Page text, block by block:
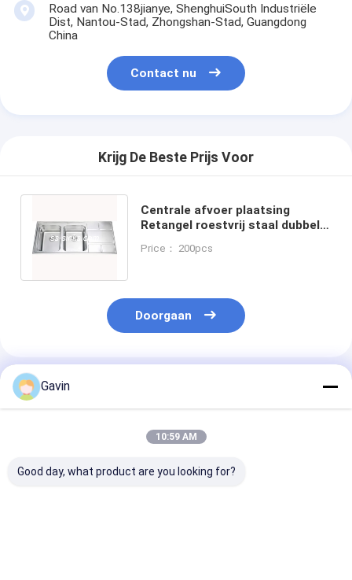
Road van No.138jianye, ShenghuiSouth Industriële
Dist, Nantou-Stad, Zhongshan-Stad, Guangdong
China
Contact nu
Krijg De Beste Prijs Voor
Centrale afvoer plaatsing
Retangel roestvrij staal dubbele
overstroming
Price： 200pcs
Doorgaan
Geadviseerde Producten
Gavin
10:59 AM
Good day, what product are you looking for?